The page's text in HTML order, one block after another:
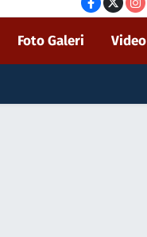
Foto Galeri Video